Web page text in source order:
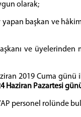
olarak;
başkan ve
ve
2019 Cuma
Haziran Pazartesi
personel rolünde